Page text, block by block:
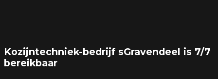
Kozijntechniek-bedrijf sGravendeel is 7/7
bereikbaar